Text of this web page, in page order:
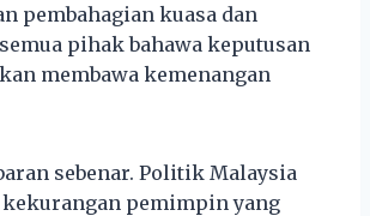
pembahagian kuasa dan
pihak bahawa keputusan
membawa kemenangan
sebenar. Politik Malaysia
pemimpin yang